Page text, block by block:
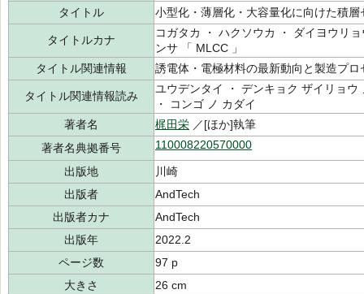
タイトル
小型化・薄層化・大容量化に向けた積
タイトルカナ
コガタカ ・ ハクソウカ ・ ダイヨウリ
ンサ 「 MLCC 」
タイトル関連情報
誘電体・電極材料の最新動向と製造プロ
タイトル関連情報読み
ユウデンタイ ・ デンキョク ザイリョ
・ コンゴ ノ カダイ
著者名
梶田栄 ／[ほか]執筆
著者名典拠番号
110008220570000
出版地
川崎
出版者
AndTech
出版者カナ
AndTech
出版年
2022.2
ページ数
97 p
大きさ
26 cm